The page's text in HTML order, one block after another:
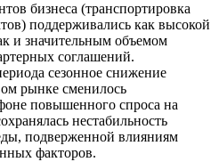
бизнеса (транспортировка
поддерживались как высокой
и значительным объемом
соглашений.
сезонное снижение
рынке сменилось
повышенного спроса на
нестабильность
подверженной влияниям
факторов.